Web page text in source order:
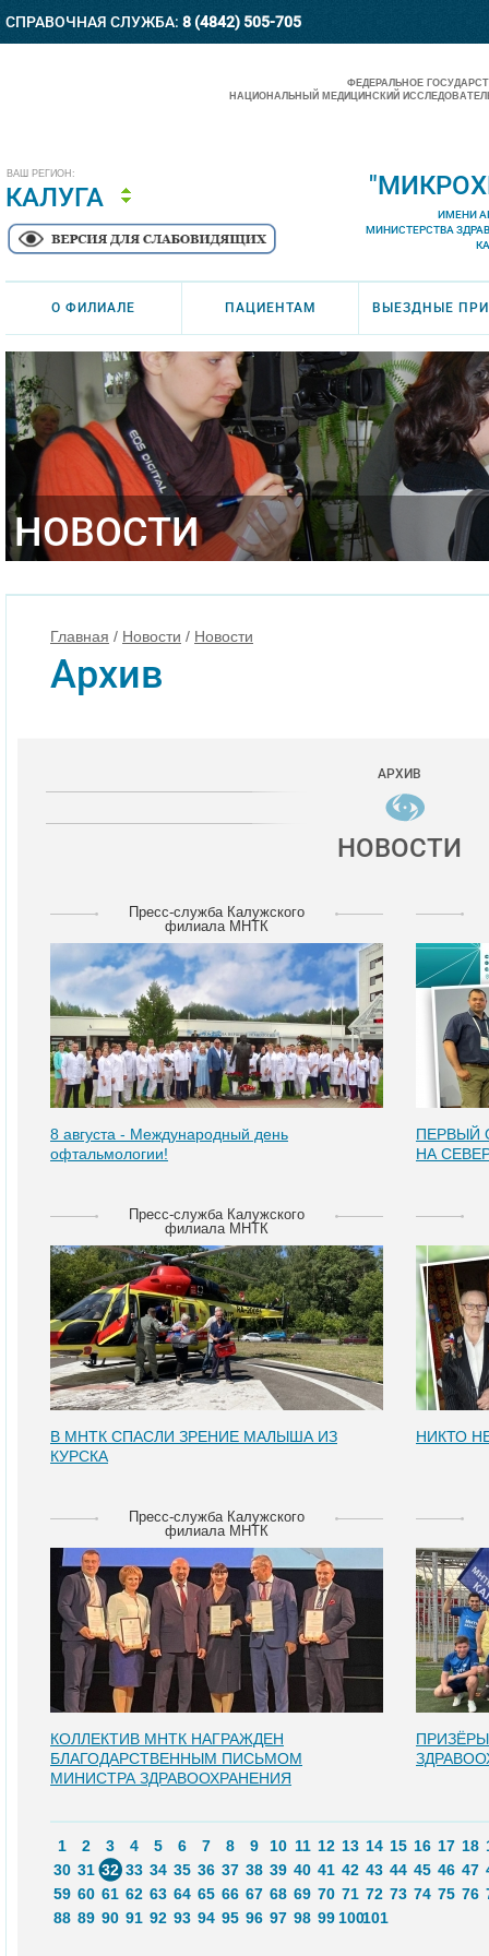
СПРАВОЧНАЯ СЛУЖБА: 8 (4842) 505-705
ВАШ РЕГИОН:
КАЛУГА
ФЕДЕРАЛЬНОЕ
НАЦИОНАЛЬНЫЙ МЕДИЦИНСКИЙ
ИМЕНИ
МИНИСТЕРСТВА
О ФИЛИАЛЕ ПАЦИЕНТАМ ВЫЕЗДНЫЕ
НОВОСТИ
Главная / Новости / Новости
Архив
АРХИВ
НОВОСТИ
Пресс-служба Калужского
филиала МНТК
8 августа - Международный день
офтальмологии!
ПЕРВЫЙ
НА
Пресс-служба Калужского
филиала МНТК
В МНТК СПАСЛИ ЗРЕНИЕ МАЛЫША ИЗ
КУРСКА
НИКТО
Пресс-служба Калужского
филиала МНТК
КОЛЛЕКТИВ МНТК НАГРАЖДЕН
БЛАГОДАРСТВЕННЫМ ПИСЬМОМ
МИНИСТРА ЗДРАВООХРАНЕНИЯ
1 2 3 4 5 6 7 8 9 10 11 12 13 14 15 16 17 18
30 31 32 33 34 35 36 37 38 39 40 41 42 43 44 45 46 47
59 60 61 62 63 64 65 66 67 68 69 70 71 72 73 74 75 76
88 89 90 91 92 93 94 95 96 97 98 99 100101